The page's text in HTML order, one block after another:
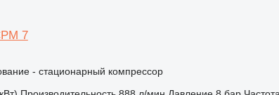
7
- стационарный компрессор